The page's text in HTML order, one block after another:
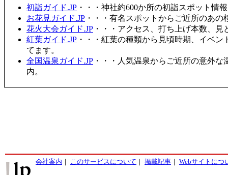
初詣ガイド.JP ・・・神社約600か所の初詣スポット情
お花見ガイド.JP ・・・有名スポットからご近所のあ
花火大会ガイド.JP ・・・アクセス、打ち上げ本数、
紅葉ガイド.JP ・・・紅葉の種類から見頃時期、イベ
てます。
全国温泉ガイド.JP ・・・人気温泉からご近所の意外
内。
会社案内 ｜ このサービスについて ｜ 掲載記事 ｜ Webサイトにつ